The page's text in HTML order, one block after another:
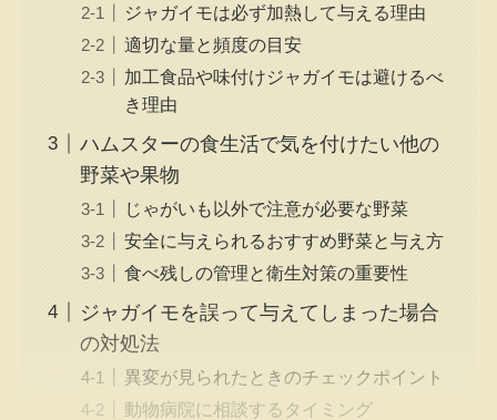
ジャガイモは必ず加熱して与える理由
適切な量と頻度の目安
加工食品や味付けジャガイモは避けるべ
き理由
ハムスターの食生活で気を付けたい他の
野菜や果物
じゃがいも以外で注意が必要な野菜
安全に与えられるおすすめ野菜と与え方
食べ残しの管理と衛生対策の重要性
ジャガイモを誤って与えてしまった場合
の対処法
異変が見られたときのチェックポイント
動物病院に相談するタイミング